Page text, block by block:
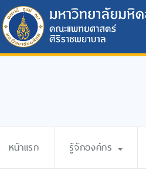
หน้าแรก รู้จักองค์กร